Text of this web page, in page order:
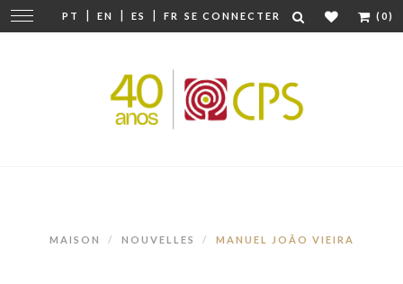
PT | EN | ES | FR SE CONNECTER (0)
Modifier
la
MAISON NOUVELLES MANUEL JOÃO VIEIRA